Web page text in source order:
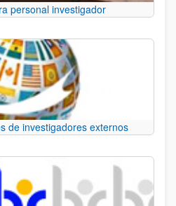
personal investigador
de investigadores externos